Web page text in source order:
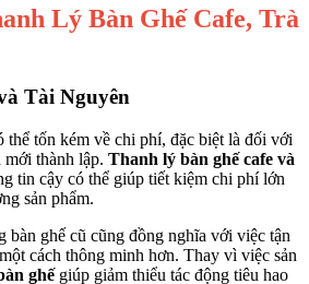
Lý Bàn Ghế Cafe, Trà
Tài Nguyên
thể tốn kém về chi phí, đặc biệt là đối với
mới thành lập. Thanh lý bàn ghế cafe và
tin cậy có thể giúp tiết kiệm chi phí lớn
sản phẩm.
bàn ghế cũ cũng đồng nghĩa với việc tận
cách thông minh hơn. Thay vì việc sản
ghếgiúp giảm thiểu tác động tiêu hao